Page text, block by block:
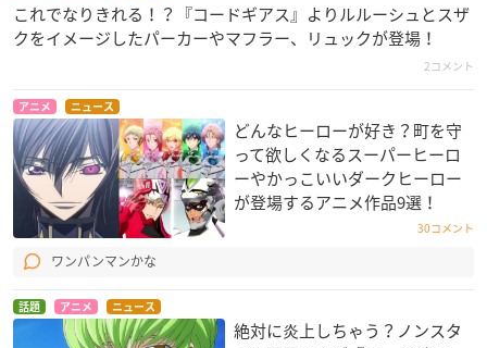
これでなりきれる！？『コードギアス』よりルルーシュとスザ
クをイメージしたパーカーやマフラー、リュックが登場！
2コメント
アニメ ニュース
どんなヒーローが好き？町を守
って欲しくなるスーパーヒーロ
ーやかっこいいダークヒーロー
が登場するアニメ作品9選！
30コメント
ワンパンマンかな
話題 アニメ ニュース
絶対に炎上しちゃう？ノンスタ